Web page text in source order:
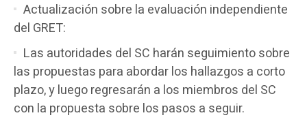
Actualización sobre la evaluación independiente
del GRET:
Las autoridades del SC harán seguimiento sobre
las propuestas para abordar los hallazgos a corto
plazo, y luego regresarán a los miembros del SC
con la propuesta sobre los pasos a seguir.